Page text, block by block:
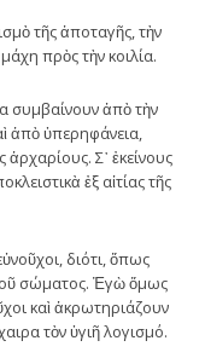
τῆς ἀποταγῆς, τὴν
πρὸς τὴν κοιλία.
συμβαίνουν ἀπὸ τὴν
ἀπὸ ὑπερηφάνεια,
Σ᾿ ἐκείνους
ἐξ αἰτίας τῆς
διότι, ὅπως
σώματος. Ἐγὼ ὅμως
καὶ ἀκρωτηριάζουν
τὸν ὑγιῆ λογισμό.